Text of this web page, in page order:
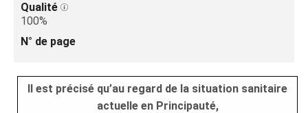
Qualité
100%
N° de page
Il est précisé qu’au regard de la situation sanitaire
actuelle en Principauté,